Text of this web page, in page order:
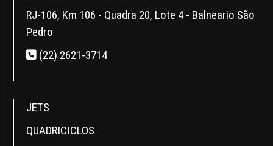
RJ-106, Km 106 - Quadra 20, Lote 4 - Balneario São
Pedro
(22) 2621-3714
JETS
QUADRICICLOS